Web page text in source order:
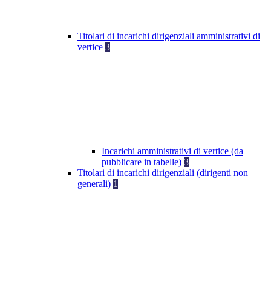
Titolari di incarichi dirigenziali amministrativi di
vertice 3
Incarichi amministrativi di vertice (da
pubblicare in tabelle) 3
Titolari di incarichi dirigenziali (dirigenti non
generali) 1